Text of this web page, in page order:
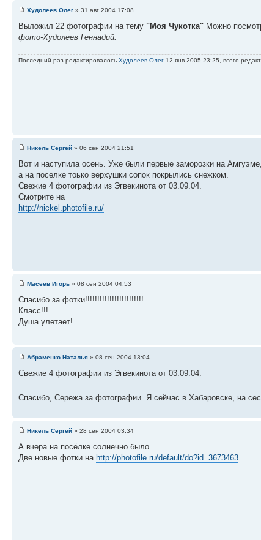
Худолеев Олег » 31 авг 2004 17:08
Выложил 22 фотографии на тему "Моя Чукотка" Можно
фото-Худолеев Геннадий.
Последний раз редактировалось Худолеев Олег 12 янв 2005 23:25, всего
Никель Сергей » 06 сен 2004 21:51
Вот и наступила осень. Уже были первые заморозки на Амгуэме,
а на поселке тоько верхушки сопок покрылись снежком.
Свежие 4 фотографии из Эгвекинота от 03.09.04.
Смотрите на
http://nickel.photofile.ru/
Масеев Игорь » 08 сен 2004 04:53
Спасибо за фотки!!!!!!!!!!!!!!!!!!!!!!!!
Класс!!!
Душа улетает!
Абраменко Наталья » 08 сен 2004 13:04
Свежие 4 фотографии из Эгвекинота от 03.09.04.
Спасибо, Сережа за фотографии. Я сейчас в Хабаровске, на
Никель Сергей » 28 сен 2004 03:34
А вчера на посёлке солнечно было.
Две новые фотки на http://photofile.ru/default/do?id=3673463